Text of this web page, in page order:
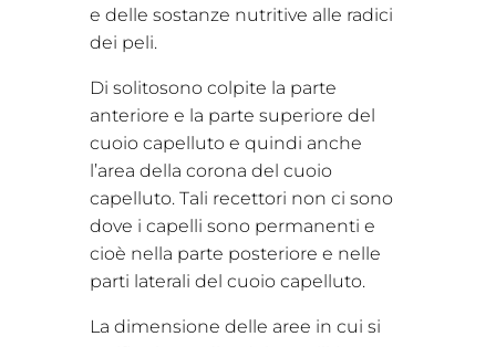
e delle sostanze nutritive alle radici
dei peli.
Di solitosono colpite la parte
anteriore e la parte superiore del
cuoio capelluto e quindi anche
l’area della corona del cuoio
capelluto. Tali recettori non ci sono
dove i capelli sono permanenti e
cioè nella parte posteriore e nelle
parti laterali del cuoio capelluto.
La dimensione delle aree in cui si